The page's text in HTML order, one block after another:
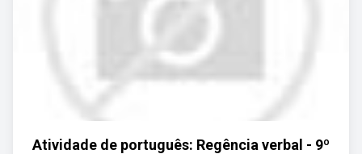
Atividade de português: Regência verbal - 9º